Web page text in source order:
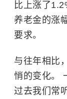
比上涨了
养老金的涨
要求。
与往年相比
悄的变化。
过去我们常